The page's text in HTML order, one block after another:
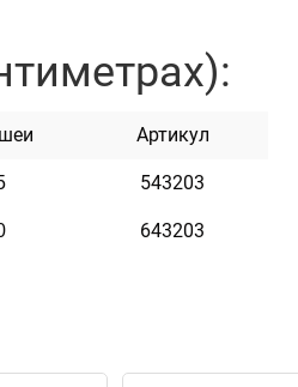
фурнитура имеет
собаку более
суток.
прогулок, дрессировки,
Артикул
543203
643203